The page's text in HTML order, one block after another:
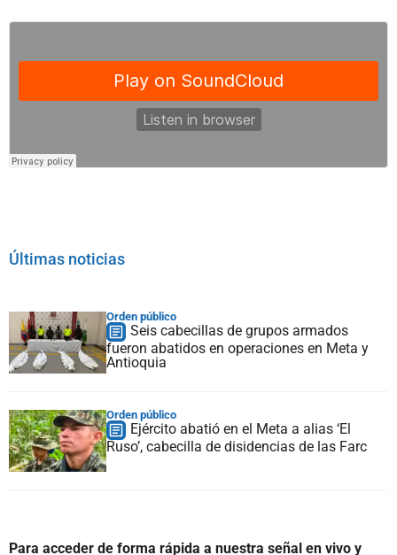
Últimas noticias
Orden público
Seis cabecillas de grupos armados
fueron abatidos en operaciones en Meta y
Antioquia
Orden público
Ejército abatió en el Meta a alias ‘El
Ruso’, cabecilla de disidencias de las Farc
Para acceder de forma rápida a nuestra señal en vivo y